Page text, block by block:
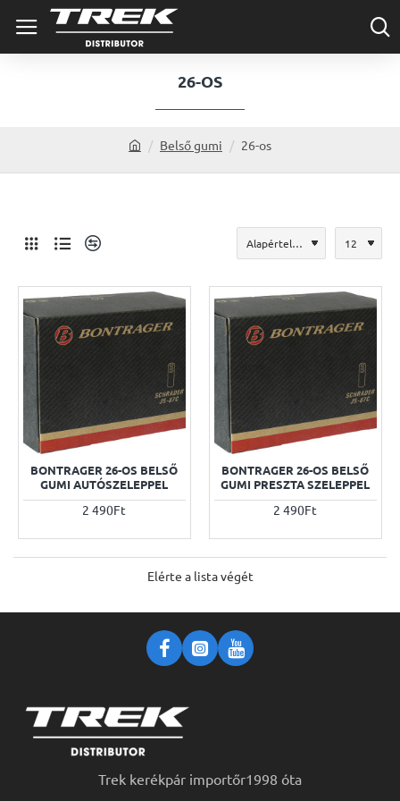
26-OS
o
Belső gumi 26-os
BONTRAGER 26-OS BELSŐ
GUMI AUTÓSZELEPPEL
2 490Ft
BONTRAGER 26-OS BELSŐ
GUMI PRESZTA SZELEPPEL
2 490Ft
Elérte a lista végét
Trek kerékpár importőr1998 óta